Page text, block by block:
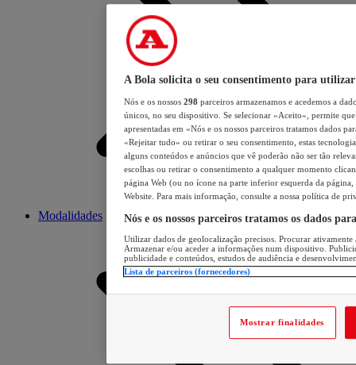
Modalidades
A Bola solicita o seu consentimento para utilizar
Nós e os nossos 298 parceiros armazenamos e acedemos a
únicos, no seu dispositivo. Se selecionar «Aceito», permite
apresentadas em «Nós e os nossos parceiros tratamos dados
«Rejeitar tudo» ou retirar o seu consentimento, estas
alguns conteúdos e anúncios que vê poderão não ser tão
escolhas ou retirar o consentimento a qualquer momento
página Web (ou no ícone na parte inferior esquerda da página,
Website. Para mais informação, consulte a nossa política de
Nós e os nossos parceiros tratamos os dados
Utilizar dados de geolocalização precisos. Procurar
Armazenar e/ou aceder a informações num dispositivo.
publicidade e conteúdos, estudos de audiência e
Lista de parceiros (fornecedores)
Mostrar finalidades